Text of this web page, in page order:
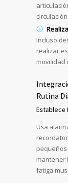
circulación.
Incluso
realizar
movilidad
Rutina
Establece
Usa
mantener
fatiga